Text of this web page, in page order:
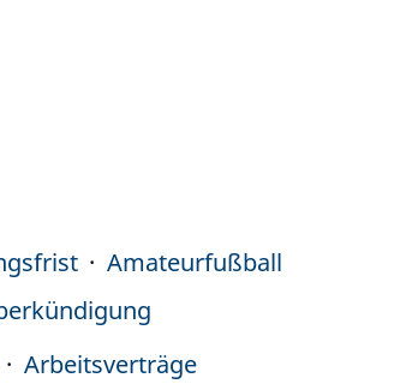
Amateurfußball
Arbeitsverträge